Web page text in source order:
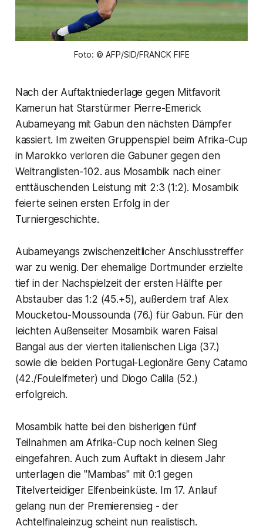
Foto: © AFP/SID/FRANCK FIFE
Nach der Auftaktniederlage gegen Mitfavorit
Kamerun hat Starstürmer Pierre-Emerick
Aubameyang mit Gabun den nächsten Dämpfer
kassiert. Im zweiten Gruppenspiel beim Afrika-Cup
in Marokko verloren die Gabuner gegen den
Weltranglisten-102. aus Mosambik nach einer
enttäuschenden Leistung mit 2:3 (1:2). Mosambik
feierte seinen ersten Erfolg in der
Turniergeschichte.
Aubameyangs zwischenzeitlicher Anschlusstreffer
war zu wenig. Der ehemalige Dortmunder erzielte
tief in der Nachspielzeit der ersten Hälfte per
Abstauber das 1:2 (45.+5), außerdem traf Alex
Moucketou-Moussounda (76.) für Gabun. Für den
leichten Außenseiter Mosambik waren Faisal
Bangal aus der vierten italienischen Liga (37.)
sowie die beiden Portugal-Legionäre Geny Catamo
(42./Foulelfmeter) und Diogo Calila (52.)
erfolgreich.
Mosambik hatte bei den bisherigen fünf
Teilnahmen am Afrika-Cup noch keinen Sieg
eingefahren. Auch zum Auftakt in diesem Jahr
unterlagen die "Mambas" mit 0:1 gegen
Titelverteidiger Elfenbeinküste. Im 17. Anlauf
gelang nun der Premierensieg - der
Achtelfinaleinzug scheint nun realistisch.